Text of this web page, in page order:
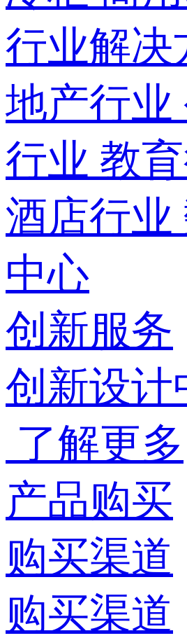
行业解决
地产行业
行业 教
酒店行业
中心
创新服务
创新设计
了解更多
产品购买
购买渠道
购买渠道